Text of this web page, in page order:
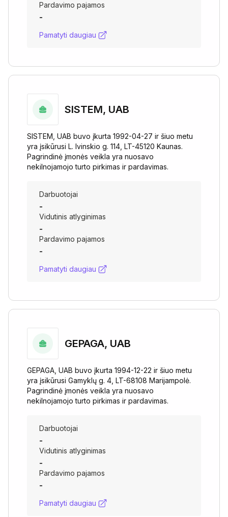
Pardavimo pajamos
-
Pamatyti daugiau
SISTEM, UAB
SISTEM, UAB buvo įkurta 1992-04-27 ir šiuo metu
yra įsikūrusi L. Ivinskio g. 114, LT-45120 Kaunas.
Pagrindinė įmonės veikla yra nuosavo
nekilnojamojo turto pirkimas ir pardavimas.
Darbuotojai
-
Vidutinis atlyginimas
-
Pardavimo pajamos
-
Pamatyti daugiau
GEPAGA, UAB
GEPAGA, UAB buvo įkurta 1994-12-22 ir šiuo metu
yra įsikūrusi Gamyklų g. 4, LT-68108 Marijampolė.
Pagrindinė įmonės veikla yra nuosavo
nekilnojamojo turto pirkimas ir pardavimas.
Darbuotojai
-
Vidutinis atlyginimas
-
Pardavimo pajamos
-
Pamatyti daugiau